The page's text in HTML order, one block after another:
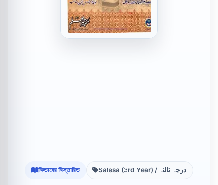
কিতাবের বিস্তারিত Salesa (3rd Year) / درجہ ثالثہ